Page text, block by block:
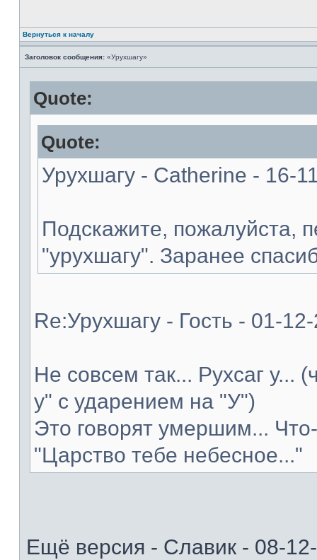
Вернуться к началу
Заголовок сообщения: «Урухшагу»
Quote:
Quote:
Урухшагу - Catherine - 16-
Подскажите, пожалуйста,
"урухшагу". Заранее
Re:Урухшагу - Гость - 01-
Не совсем так... Рухсаг у...
у" с ударением на "У")
Это говорят умершим...
"Царство тебе небесное..."
Ещё версия - Славик - 08-